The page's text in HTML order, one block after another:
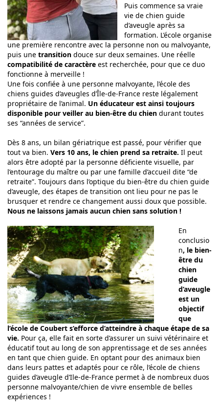
Puis commence sa vraie
vie de chien guide
d’aveugle après sa
formation. L’école organise
une première rencontre avec la personne non ou malvoyante,
puis une transition douce sur deux semaines. Une réelle
compatibilité de caractère est recherchée, pour que ce duo
fonctionne à merveille !
Une fois confiée à une personne malvoyante, l’école des
chiens guides d’aveugles d’Île-de-France reste légalement
propriétaire de l’animal. Un éducateur est ainsi toujours
disponible pour veiller au bien-être du chien durant toutes
ses “années de service”.
Dès 8 ans, un bilan gériatrique est passé, pour vérifier que
tout va bien. Vers 10 ans, le chien prend sa retraite. Il peut
alors être adopté par la personne déficiente visuelle, par
l’entourage du maître ou par une famille d’accueil dite “de
retraite”. Toujours dans l’optique du bien-être du chien guide
d’aveugle, des étapes de transition ont lieu pour ne pas le
brusquer et rendre ce changement aussi doux que possible.
Nous ne laissons jamais aucun chien sans solution !
En
conclusio
n, le bien-
être du
chien
guide
d’aveugle
est un
objectif
que
l’école de Coubert s’efforce d’atteindre à chaque étape de sa
vie. Pour ça, elle fait en sorte d’assurer un suivi vétérinaire et
éducatif tout au long de son apprentissage et de ses années
en tant que chien guide. En optant pour des animaux bien
dans leurs pattes et adaptés pour ce rôle, l’école de chiens
guides d’aveugle d’Ile-de-France permet à de nombreux duos
personne malvoyante/chien de vivre ensemble de belles
expériences !